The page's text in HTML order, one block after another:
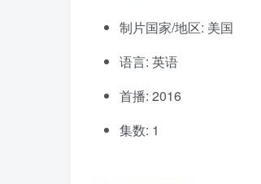
制片国家/地区: 美国
语言: 英语
首播: 2016
集数: 1